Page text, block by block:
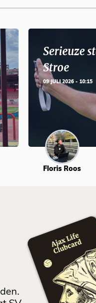
Serieuze
Stroe
09 JULI 2026 - 10:15
Floris Roos